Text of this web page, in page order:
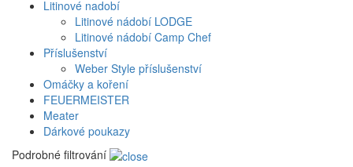
Litinové nadobí
Litinové nádobí LODGE
Litinové nádobí Camp Chef
Příslušenství
Weber Style příslušenství
Omáčky a koření
FEUERMEISTER
Meater
Dárkové poukazy
Podrobné filtrování